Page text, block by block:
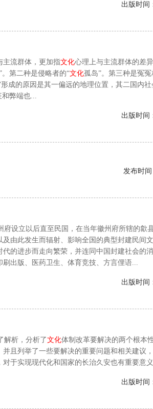
出版时间
主流群体，更加指文化心理上与主流群体的差
。第二种是侵略者的“文化孤岛”。第三种是冤
形成的原因是其一偏远的地理位置，其二国内
弊端也...
出版时间
发布时间
府设立以后直至民国，在当年徽州府所辖的歙
由此发生而辐射、影响全国的典型封建民间
的进步而走向繁荣，并连同中国封建社会的消
出版、医药卫生、体育竞技、方言俚语...
出版时间
解析，分析了文化体制改革要解决的两个根
并且列举了一些要解决的重要问题和相关建议
于实现现代化和国家的长治久安也有重要意义
出版时间